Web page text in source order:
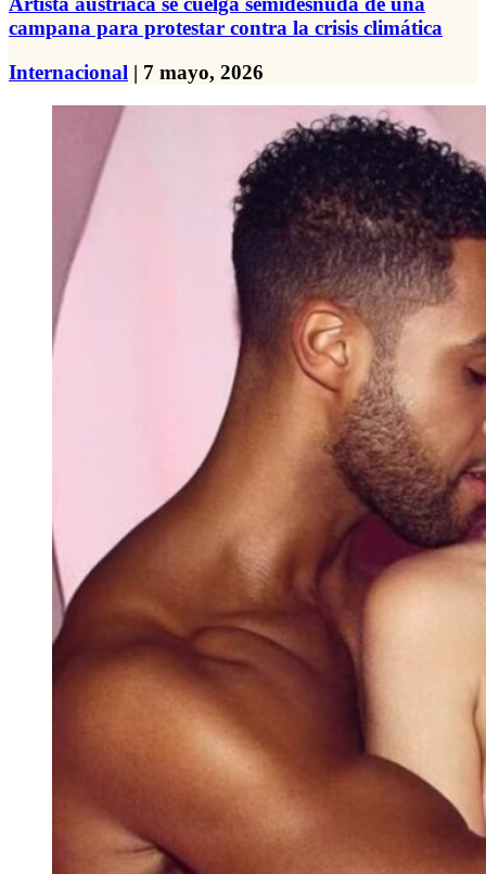
campana para protestar contra la crisis climática
Internacional | 7 mayo, 2026